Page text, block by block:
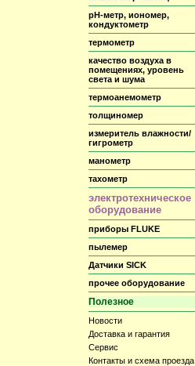
pH-метр, иономер,
кондуктометр
термометр
качество воздуха в
помещениях, уровень
света и шума
термоанемометр
толщиномер
измеритель влажности/
гигрометр
манометр
тахометр
электротехническое
оборудование
приборы FLUKE
пылемер
Датчики SICK
прочее оборудование
Полезное
Новости
Доставка и гарантия
Сервис
Контакты и схема проезда